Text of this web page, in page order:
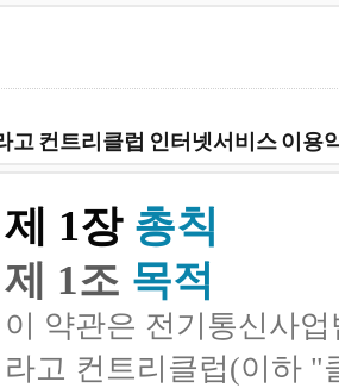
고 컨트리클럽 인터넷서비스 이용